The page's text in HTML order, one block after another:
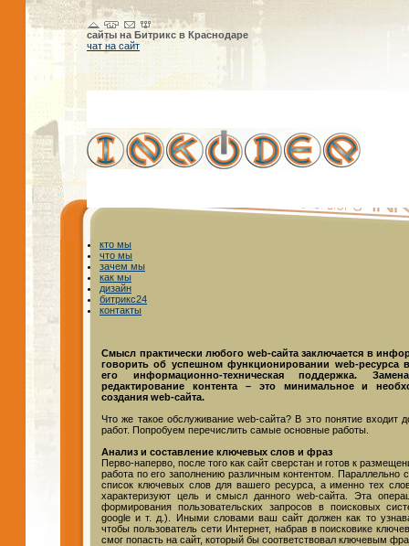
сайты на Битрикс в Краснодаре
чат на сайт
кто мы
что мы
зачем мы
как мы
дизайн
битрикс24
контакты
Смысл практически любого web-сайта заключается в
говорить об успешном функционировании web-ресурса
его информационно-техническая поддержка.
редактирование контента – это минимальное и
создания web-сайта.
Что же такое обслуживание web-сайта? В это понятие входит
работ. Попробуем перечислить самые основные работы.
Анализ и составление ключевых слов и фраз
Перво-наперво, после того как сайт сверстан и готов к
работа по его заполнению различным контентом. Параллельно
список ключевых слов для вашего ресурса, а именно тех
характеризуют цель и смысл данного web-сайта. Эта
формирования пользовательских запросов в поисковых
google и т. д.). Иными словами ваш сайт должен как то
чтобы пользователь сети Интернет, набрав в поисковике
смог попасть на сайт, который бы соответствовал ключевым